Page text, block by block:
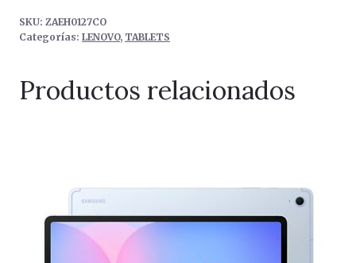
SKU: ZAEH0127CO
Categorías: LENOVO, TABLETS
Productos relacionados